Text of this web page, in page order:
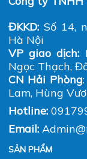
Bản quyền